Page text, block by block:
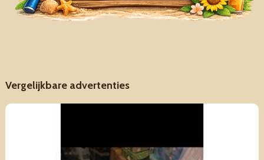
Vergelijkbare advertenties